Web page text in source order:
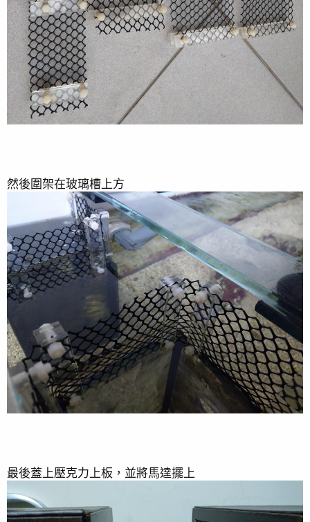
然後圍架在玻璃槽上方
最後蓋上壓克力上板，並將馬達擺上